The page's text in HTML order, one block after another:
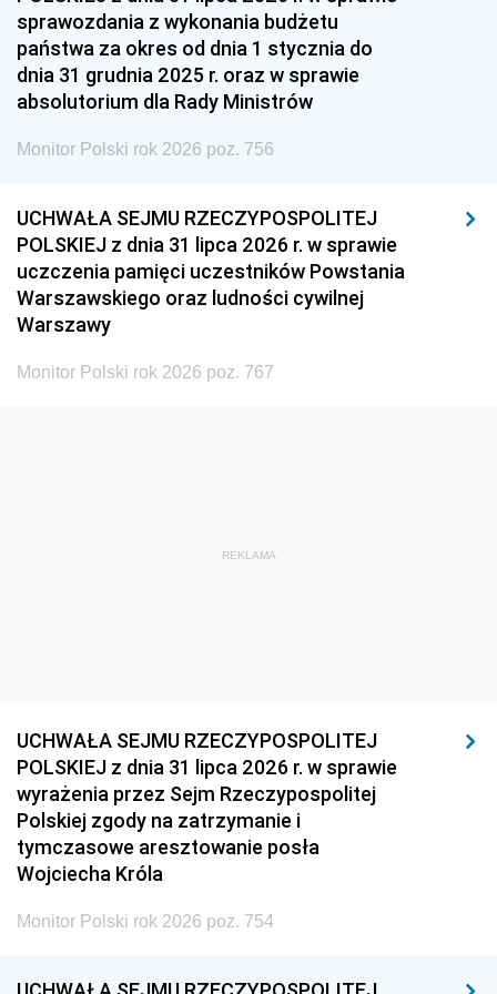
1951 1950
1948 1947 1946
1939 1938
sprawozdania z wykonania budżetu
państwa za okres od dnia 1 stycznia do
dnia 31 grudnia 2025 r. oraz w sprawie
absolutorium dla Rady Ministrów
Monitor Polski rok 2026 poz. 756
UCHWAŁA SEJMU RZECZYPOSPOLITEJ
POLSKIEJ z dnia 31 lipca 2026 r. w sprawie
uczczenia pamięci uczestników Powstania
Warszawskiego oraz ludności cywilnej
Warszawy
Monitor Polski rok 2026 poz. 767
REKLAMA
UCHWAŁA SEJMU RZECZYPOSPOLITEJ
POLSKIEJ z dnia 31 lipca 2026 r. w sprawie
wyrażenia przez Sejm Rzeczypospolitej
Polskiej zgody na zatrzymanie i
tymczasowe aresztowanie posła
Wojciecha Króla
Monitor Polski rok 2026 poz. 754